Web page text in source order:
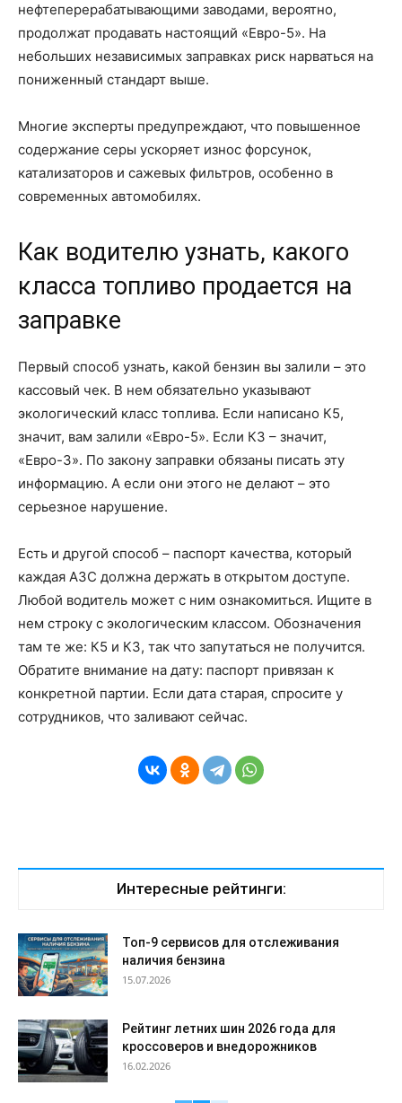
нефтеперерабатывающими заводами, вероятно,
продолжат продавать настоящий «Евро-5». На
небольших независимых заправках риск нарваться на
пониженный стандарт выше.
Многие эксперты предупреждают, что повышенное
содержание серы ускоряет износ форсунок,
катализаторов и сажевых фильтров, особенно в
современных автомобилях.
Как водителю узнать, какого
класса топливо продается на
заправке
Первый способ узнать, какой бензин вы залили – это
кассовый чек. В нем обязательно указывают
экологический класс топлива. Если написано К5,
значит, вам залили «Евро-5». Если К3 – значит,
«Евро-3». По закону заправки обязаны писать эту
информацию. А если они этого не делают – это
серьезное нарушение.
Есть и другой способ – паспорт качества, который
каждая АЗС должна держать в открытом доступе.
Любой водитель может с ним ознакомиться. Ищите в
нем строку с экологическим классом. Обозначения
там те же: К5 и К3, так что запутаться не получится.
Обратите внимание на дату: паспорт привязан к
конкретной партии. Если дата старая, спросите у
сотрудников, что заливают сейчас.
Интересные рейтинги:
Топ-9 сервисов для отслеживания
наличия бензина
15.07.2026
Рейтинг летних шин 2026 года для
кроссоверов и внедорожников
16.02.2026